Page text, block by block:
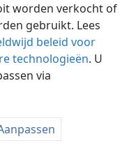
worden verkocht of
gebruikt. Lees
beleid voor
technologieën. U
via